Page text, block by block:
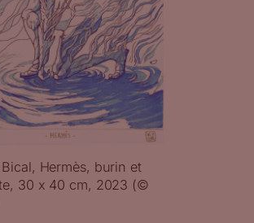
Hermès, burin et
30 x 40 cm, 2023 (©